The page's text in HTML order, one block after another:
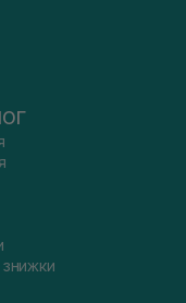
знижки